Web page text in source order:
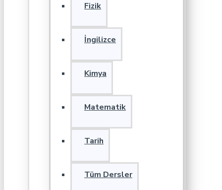
Fizik
İngilizce
Kimya
Matematik
Tarih
Tüm Dersler